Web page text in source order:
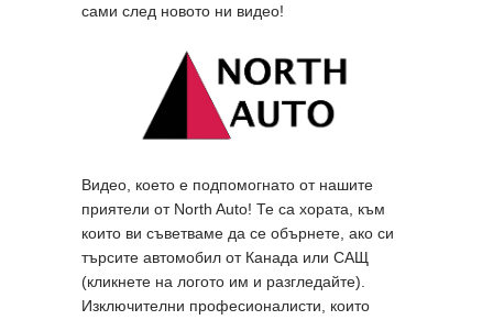
сами след новото ни видео!
Видео, което е подпомогнато от нашите
приятели от North Auto! Те са хората, към
които ви съветваме да се обърнете, ако си
търсите автомобил от Канада или САЩ
(кликнете на логото им и разгледайте).
Изключителни професионалисти, които